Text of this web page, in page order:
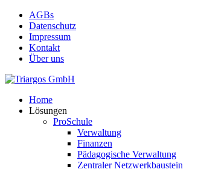
Skip
main
content
AGBs
Datenschutz
Impressum
Kontakt
Über uns
search
Menu
Home
Lösungen
ProSchule
Verwaltung
Finanzen
Pädagogische Verwaltung
Zentraler Netzwerkbaustein